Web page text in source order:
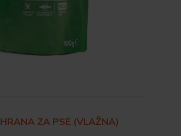
HRANA ZA PSE (VLAŽNA)